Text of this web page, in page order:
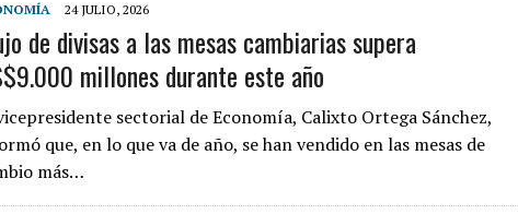
24 JULIO, 2026
de divisas a las mesas cambiarias supera
millones durante este año
sectorial de Economía, Calixto Ortega Sánchez,
que, en lo que va de año, se han vendido en las mesas de
más…